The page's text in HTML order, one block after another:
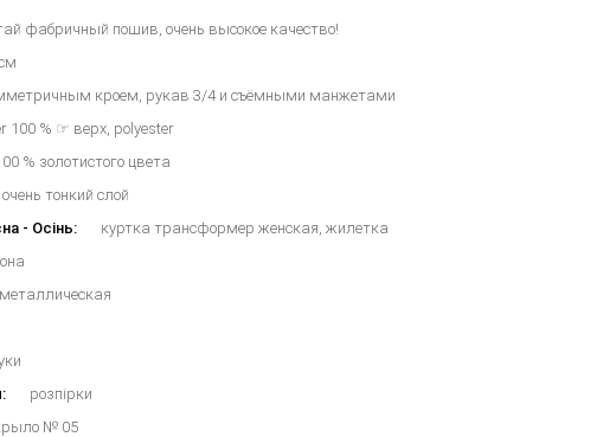
фабричный пошив, очень высокое качество!
кроем, рукав 3/4 и съёмными манжетами
100 % ☞ верх, polyester
% золотистого цвета
тонкий слой
- Осінь:
куртка трансформер женская, жилетка
розпірки
№ 05